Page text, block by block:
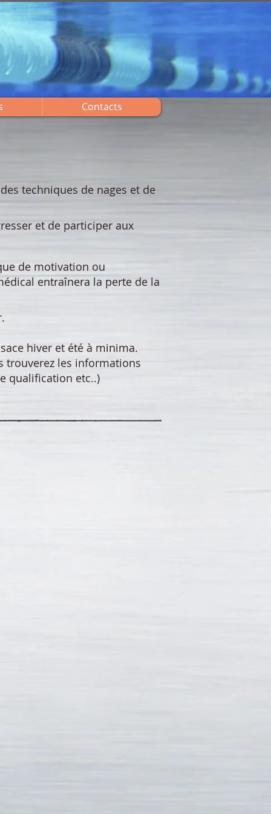
Contacts
techniques de nages et de
et de participer aux
de motivation ou
entraînera la perte de la
hiver et été à minima.
trouverez les informations
qualification etc..)